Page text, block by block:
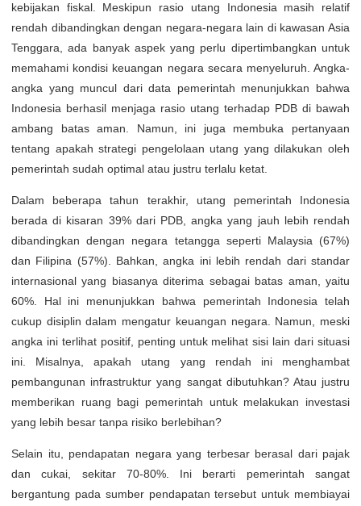
kebijakan fiskal. Meskipun rasio utang Indonesia masih relatif
rendah dibandingkan dengan negara-negara lain di kawasan Asia
Tenggara, ada banyak aspek yang perlu dipertimbangkan untuk
memahami kondisi keuangan negara secara menyeluruh. Angka-
angka yang muncul dari data pemerintah menunjukkan bahwa
Indonesia berhasil menjaga rasio utang terhadap PDB di bawah
ambang batas aman. Namun, ini juga membuka pertanyaan
tentang apakah strategi pengelolaan utang yang dilakukan oleh
pemerintah sudah optimal atau justru terlalu ketat.
Dalam beberapa tahun terakhir, utang pemerintah Indonesia
berada di kisaran 39% dari PDB, angka yang jauh lebih rendah
dibandingkan dengan negara tetangga seperti Malaysia (67%)
dan Filipina (57%). Bahkan, angka ini lebih rendah dari standar
internasional yang biasanya diterima sebagai batas aman, yaitu
60%. Hal ini menunjukkan bahwa pemerintah Indonesia telah
cukup disiplin dalam mengatur keuangan negara. Namun, meski
angka ini terlihat positif, penting untuk melihat sisi lain dari situasi
ini. Misalnya, apakah utang yang rendah ini menghambat
pembangunan infrastruktur yang sangat dibutuhkan? Atau justru
memberikan ruang bagi pemerintah untuk melakukan investasi
yang lebih besar tanpa risiko berlebihan?
Selain itu, pendapatan negara yang terbesar berasal dari pajak
dan cukai, sekitar 70-80%. Ini berarti pemerintah sangat
bergantung pada sumber pendapatan tersebut untuk membiayai